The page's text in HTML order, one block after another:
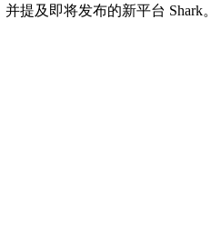
提及即将发布的新平台 Shark。